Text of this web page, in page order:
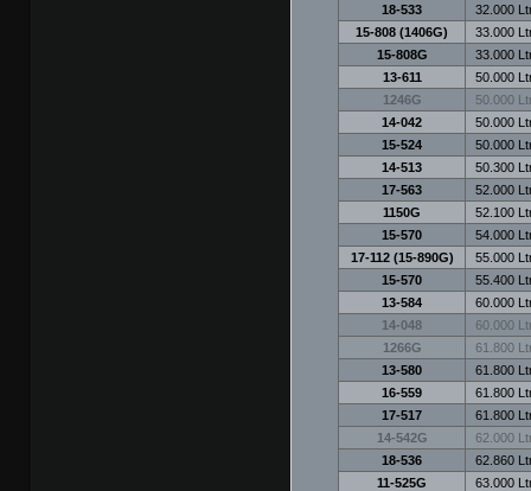
18-533
32.000
15-808 (1406G)
33.000
15-808G
33.000
13-611
50.000
1246G
50.000
14-042
50.000
15-524
50.000
14-513
50.300
17-563
52.000
1150G
52.100
15-570
54.000
17-112 (15-890G)
55.000
15-570
55.400
13-584
60.000
14-048
60.000
1266G
61.800
13-580
61.800
16-559
61.800
17-517
61.800
14-542G
62.000
18-536
62.860
11-525G
63.000